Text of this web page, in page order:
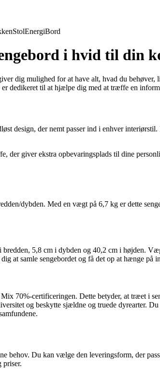
StolEnergiBord
i hvid til din
dig mulighed for at have alt, hvad du
dedikeret til at hjælpe dig med at træffe en
design, der nemt passer ind i enhver
der giver ekstra opbevaringsplads til dine
dybden. Med en vægt på 6,7 kg er dette
5,8 cm i dybden og 40,2 cm i højden.
at samle sengebordet og få det op at hænge på
70%-certificeringen. Dette betyder, at træet i
og beskytte sjældne og truede dyrearter.
Du kan vælge den leveringsform, der
priser.